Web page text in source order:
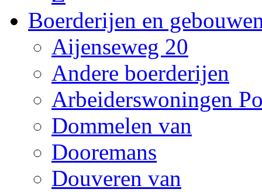
Boerderijen en
Aijenseweg 20
Andere boerderijen
Arbeiderswoningen
Dommelen van
Dooremans
Douveren van